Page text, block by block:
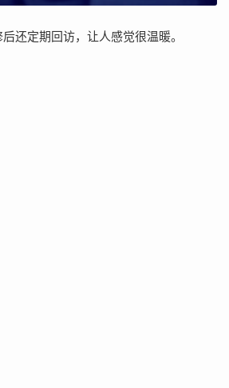
还定期回访，让人感觉很温暖。